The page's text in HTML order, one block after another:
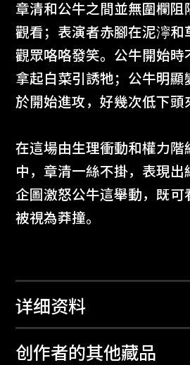
章清和公牛之間並無圍欄阻
觀看；表演者赤腳在泥濘和
觀眾咯咯發笑。公牛開始時
拿起白菜引誘牠；公牛明顯
於開始進攻，好幾次低下頭
在這場由生理衝動和權力階
中，章清一絲不掛，表現出
企圖激怒公牛這舉動，既可
被視為莽撞。
详细资料
创作者的其他藏品